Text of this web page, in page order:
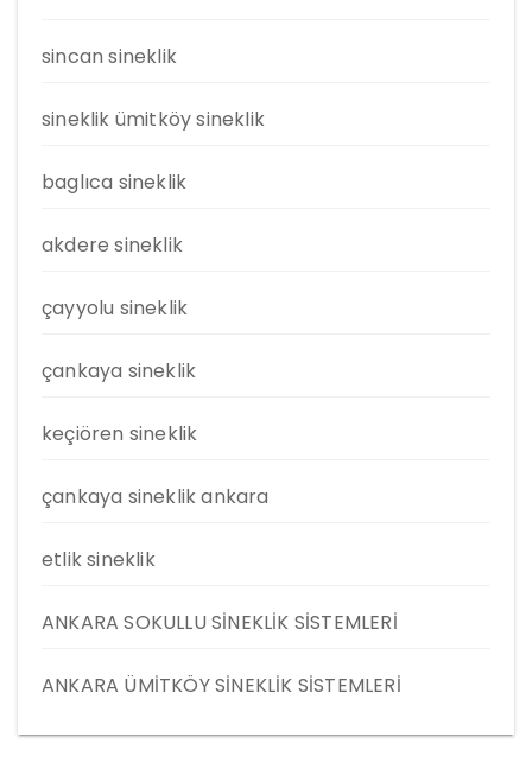
sincan sineklik
sineklik ümitköy sineklik
baglıca sineklik
akdere sineklik
çayyolu sineklik
çankaya sineklik
keçiören sineklik
çankaya sineklik ankara
etlik sineklik
ANKARA SOKULLU SİNEKLİK SİSTEMLERİ
ANKARA ÜMİTKÖY SİNEKLİK SİSTEMLERİ